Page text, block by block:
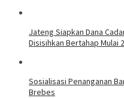
Jateng Siapkan Dana
Disisihkan Bertahap Mulai
Sosialisasi Penanganan
Brebes